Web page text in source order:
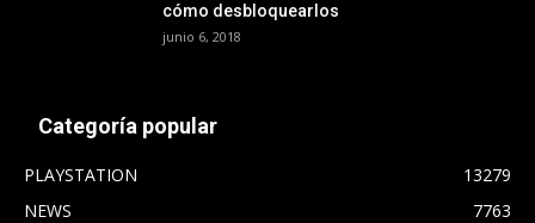
cómo desbloquearlos
junio 6, 2018
Categoría popular
PLAYSTATION
13279
NEWS
7763